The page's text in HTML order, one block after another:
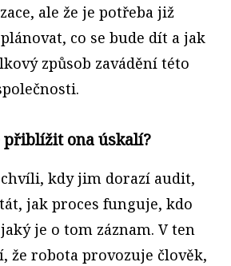
ale že je potřeba již
co se bude dít a jak
způsob zavádění této
přiblížit ona úskalí?
kdy jim dorazí audit,
jak proces funguje, kdo
je o tom záznam. V ten
že robota provozuje člověk,